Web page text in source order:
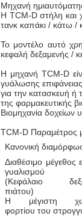
Μηχανή
Η TCM-D στήλη και
τανκ καπάκι / κάτω /
Το μοντέλο αυτό
κεφαλή δεξαμενής /
Η μηχανή TCM-D
γυάλωσης
για την κατασκευή ή
της φαρμακευτικής
Βιομηχανία δοχείων
ΤCM-D Παραμέτρος
Κανονική
Διαθέσιμο μέγεθος
γυαλισμού
(Κεφάλαιο
πιάτου)
Η μέγιστη
φορτίου του